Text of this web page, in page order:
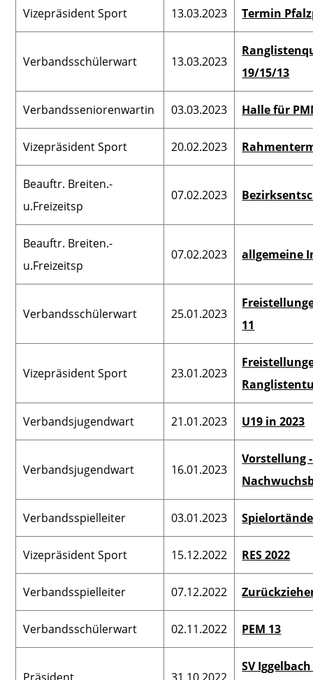
Vizepräsident Sport 13.03.2023 Termin
Verbandsschülerwart 13.03.2023
19/15/13
Verbandsseniorenwartin 03.03.2023 Halle für
Vizepräsident Sport 20.02.2023
Beauftr. Breiten.-
u.Freizeitsp
07.02.2023
Beauftr. Breiten.-
u.Freizeitsp
07.02.2023 allgemeine
Verbandsschülerwart 25.01.2023
11
Vizepräsident Sport 23.01.2023
Verbandsjugendwart 21.01.2023 U19 in 2023
Verbandsjugendwart 16.01.2023
Vorstellung
Verbandsspielleiter 03.01.2023
Vizepräsident Sport 15.12.2022 RES 2022
Verbandsspielleiter 07.12.2022
Verbandsschülerwart 02.11.2022 PEM 13
SV